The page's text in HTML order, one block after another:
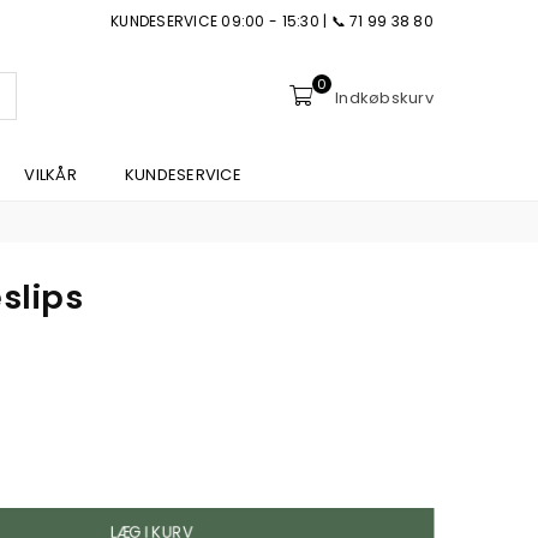
KUNDESERVICE 09:00 - 15:30 | 📞 71 99 38 80
0
Indkøbskurv
VILKÅR KUNDESERVICE
LÆG I KURV